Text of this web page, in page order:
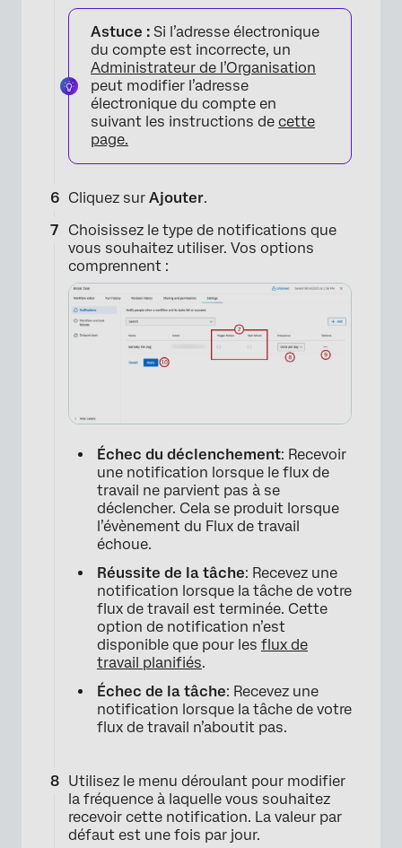
Astuce : Si l’adresse électronique
du compte est incorrecte, un
Administrateur de l’Organisation
peut modifier l’adresse
électronique du compte en
suivant les instructions de cette
page.
Cliquez sur Ajouter.
Choisissez le type de notifications que
vous souhaitez utiliser. Vos options
comprennent :
Échec du déclenchement: Recevoir
une notification lorsque le flux de
travail ne parvient pas à se
déclencher. Cela se produit lorsque
l’évènement du Flux de travail
échoue.
Réussite de la tâche: Recevez une
notification lorsque la tâche de votre
flux de travail est terminée. Cette
option de notification n’est
disponible que pour les flux de
travail planifiés.
Échec de la tâche: Recevez une
notification lorsque la tâche de votre
flux de travail n’aboutit pas.
Utilisez le menu déroulant pour modifier
la fréquence à laquelle vous souhaitez
recevoir cette notification. La valeur par
défaut est une fois par jour.